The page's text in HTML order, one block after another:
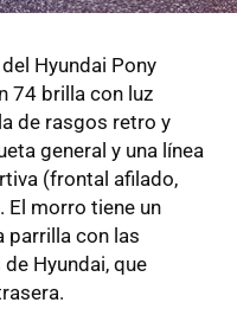
Hyundai Pony
74 brilla con luz
de rasgos retro y
general y una línea
(frontal afilado,
El morro tiene un
parrilla con las
Hyundai, que